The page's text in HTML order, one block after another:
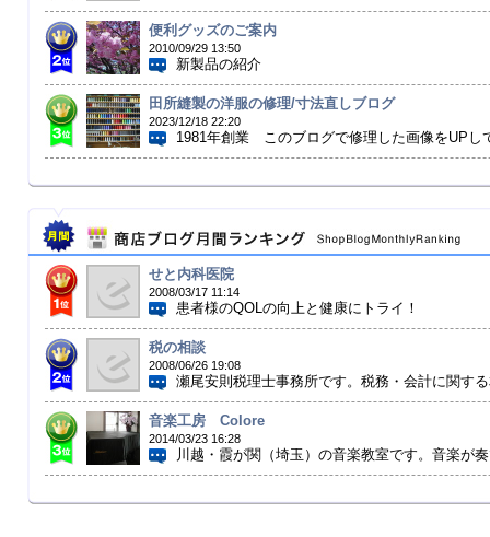
便利グッズのご案内
2010/09/29 13:50
新製品の紹介
田所縫製の洋服の修理/寸法直しブログ
2023/12/18 22:20
1981年創業 このブログで修理した画像をUPし
せと内科医院
2008/03/17 11:14
患者様のQOLの向上と健康にトライ！
税の相談
2008/06/26 19:08
瀬尾安則税理士事務所です。税務・会計に関す
音楽工房 Colore
2014/03/23 16:28
川越・霞が関（埼玉）の音楽教室です。音楽